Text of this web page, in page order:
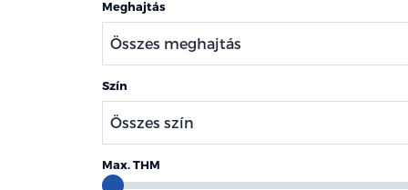
Meghajtás
Szín
Max. THM